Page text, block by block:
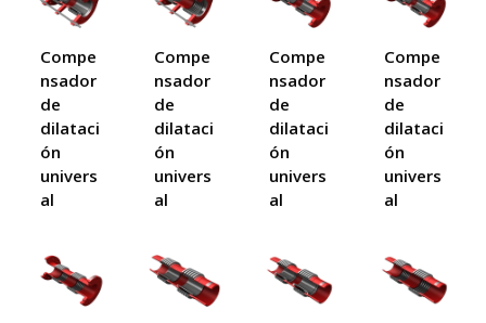
Compe
nsador
de
dilataci
ón
univers
al
Compe
nsador
de
dilataci
ón
univers
al
Compe
nsador
de
dilataci
ón
univers
al
Compe
nsador
de
dilataci
ón
univers
al